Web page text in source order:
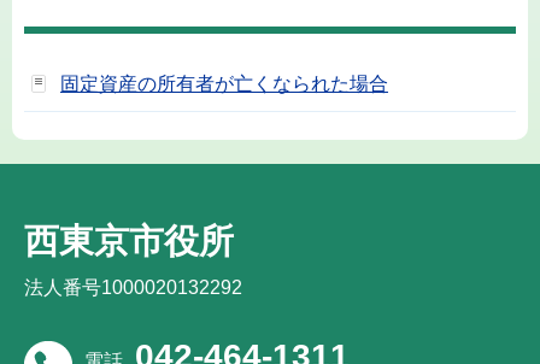
固定資産の所有者が亡くなられた場合
西東京市役所
法人番号1000020132292
042-464-1311